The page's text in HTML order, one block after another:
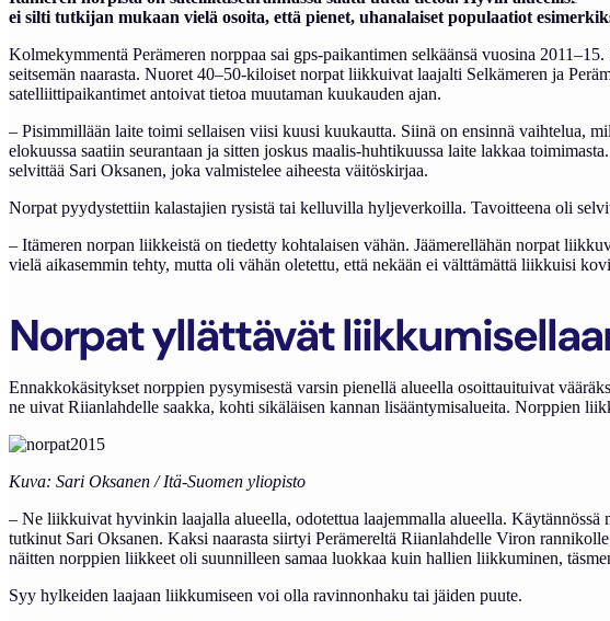
ei silti tutkijan mukaan vielä osoita, että pienet, uhanalaiset populaatiot
Kolmekymmentä Perämeren norppaa sai gps-paikantimen selkäänsä vuosina
seitsemän naarasta. Nuoret 40–50-kiloiset norpat liikkuivat laajalti Selkämeren ja
satelliittipaikantimet antoivat tietoa muutaman kuukauden ajan.
– Pisimmillään laite toimi sellaisen viisi kuusi kuukautta. Siinä on ensinnä vaihtelua,
elokuussa saatiin seurantaan ja sitten joskus maalis-huhtikuussa laite lakkaa
selvittää Sari Oksanen, joka valmistelee aiheesta väitöskirjaa.
Norpat pyydystettiin kalastajien rysistä tai kelluvilla hyljeverkoilla. Tavoitteena oli
– Itämeren norpan liikkeistä on tiedetty kohtalaisen vähän. Jäämerellähän norpat
vielä aikasemmin tehty, mutta oli vähän oletettu, että nekään ei välttämättä liikkuisi
Norpat yllättävät
Ennakkokäsitykset norppien pysymisestä varsin pienellä alueella osoittauituivat
ne uivat Riianlahdelle saakka, kohti sikäläisen kannan lisääntymisalueita. Norppien
Kuva: Sari Oksanen / Itä-Suomen yliopisto
– Ne liikkuivat hyvinkin laajalla alueella, odotettua laajemmalla alueella.
tutkinut Sari Oksanen. Kaksi naarasta siirtyi Perämereltä Riianlahdelle Viron
näitten norppien liikkeet oli suunnilleen samaa luokkaa kuin hallien liikkuminen,
Syy hylkeiden laajaan liikkumiseen voi olla ravinnonhaku tai jäiden puute.